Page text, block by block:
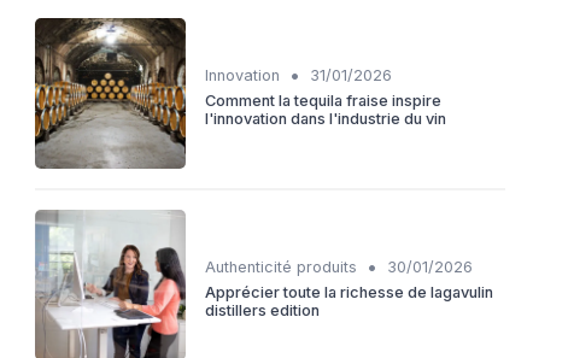
Innovation •
31/01/2026
Comment la tequila fraise inspire
l'innovation dans l'industrie du vin
Authenticité produits •
30/01/2026
Apprécier toute la richesse de lagavulin
distillers edition